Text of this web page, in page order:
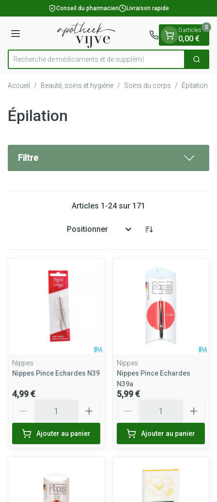
Aller au contenu
1 de 1Conseil du pharmacien Livraison rapide
Menu
Rechercher
Recherche de médicame
0 articles
0,00 €
0
Accueil / Beauté, soins et hygiène / Soins du corps / Épilation
Épilation
Filtre
Articles 1 -24sur 171
Trier par:
Nippes
Nippes Pince Echardes N39
4,99 €
Ajouter au panier
Nippes
Nippes Pince Echardes
N39a
5,99 €
Ajouter au panier